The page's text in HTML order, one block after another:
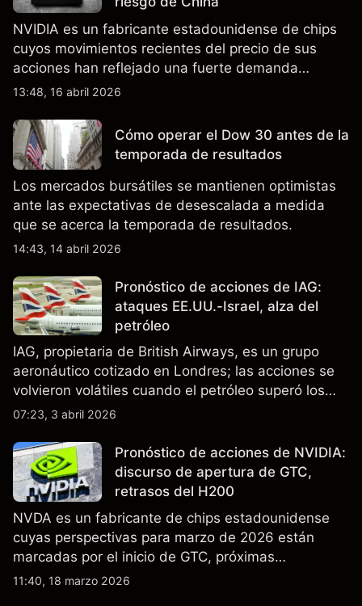
NVIDIA es un fabricante estadounidense de chips
cuyos movimientos recientes del precio de sus
acciones han reflejado una fuerte demanda
relacionada con la IA, ingresos trimestrales récord
de exportación de EE.UU. que afectan las ventas
en China.
13:48, 16 abril 2026
Cómo operar el Dow 30 antes de la
temporada de resultados
Los mercados bursátiles se mantienen optimistas
ante las expectativas de desescalada a medida
que se acerca la temporada de resultados.
14:43, 14 abril 2026
Pronóstico de acciones de IAG:
ataques EE.UU.-Israel, alza del
petróleo
IAG, propietaria de British Airways, es un grupo
aeronáutico cotizado en Londres; las acciones se
volvieron volátiles cuando el petróleo superó los
$105 y los cierres del espacio aéreo de Oriente
no es un indicador fiable de resultados futuros..
07:23, 3 abril 2026
Pronóstico de acciones de NVIDIA:
discurso de apertura de GTC,
retrasos del H200
NVDA es un fabricante de chips estadounidense
cuyas perspectivas para marzo de 2026 están
marcadas por el inicio de GTC, próximas
actualizaciones de productos y la incertidumbre
11:40, 18 marzo 2026